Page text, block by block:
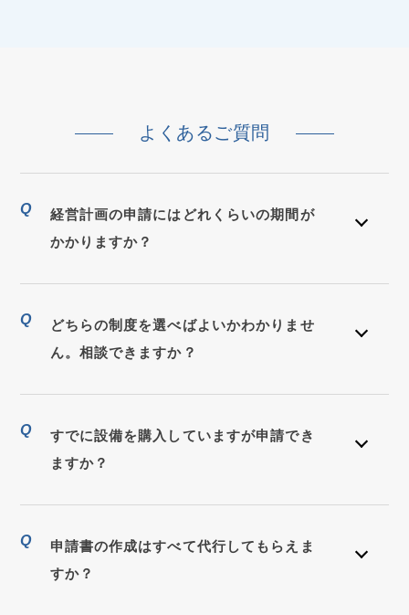
よくあるご質問
Q
経営計画の申請にはどれくらいの期間が
かかりますか？
Q
どちらの制度を選べばよいかわかりませ
ん。相談できますか？
Q
すでに設備を購入していますが申請でき
ますか？
Q
申請書の作成はすべて代行してもらえま
すか？